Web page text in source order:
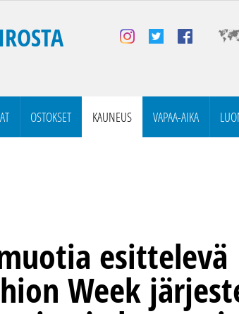
OSTOKSET KAUNEUS VAPAA-AIKA
esittelevä
Week